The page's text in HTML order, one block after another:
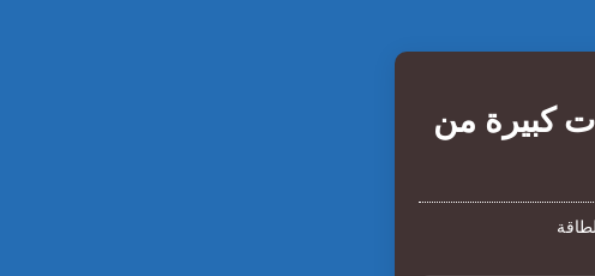
كبيرة من